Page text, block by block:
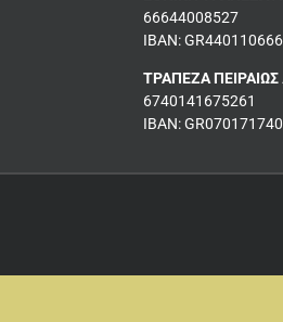
66644008527
IBAN:
ΤΡΑΠΕΖΑ ΠΕΙΡΑΙΩΣ
6740141675261
ΙΒΑΝ: